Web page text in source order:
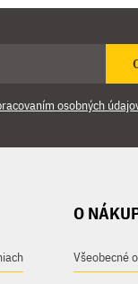
osobných
O
Všeobecné